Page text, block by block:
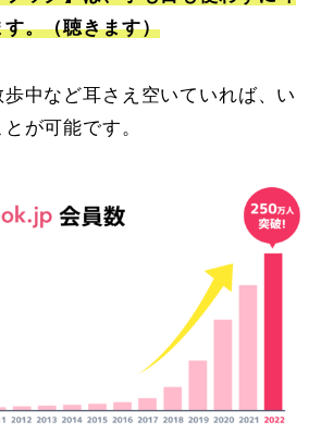
。（聴きます）
中など耳さえ空いていれば、い
が可能です。